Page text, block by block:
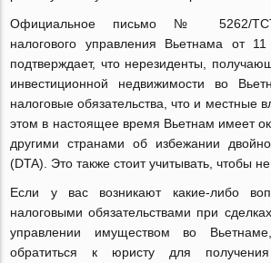
Официальное письмо № 5262/TCT-
налогового управления Вьетнама от
подтверждает, что нерезиденты,
инвестиционной недвижимости во
налоговые обязательства, что и местные
этом в настоящее время Вьетнам имеет
другими странами об избежании
(DTA). Это также стоит учитывать, чтобы
Если у вас возникают какие-либо
налоговыми обязательствами при
управлении имуществом во
обратиться к юристу для